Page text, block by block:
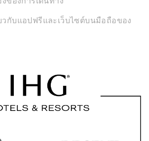
วกับแอปฟรีและเว็บไซต์บนมือถือของ